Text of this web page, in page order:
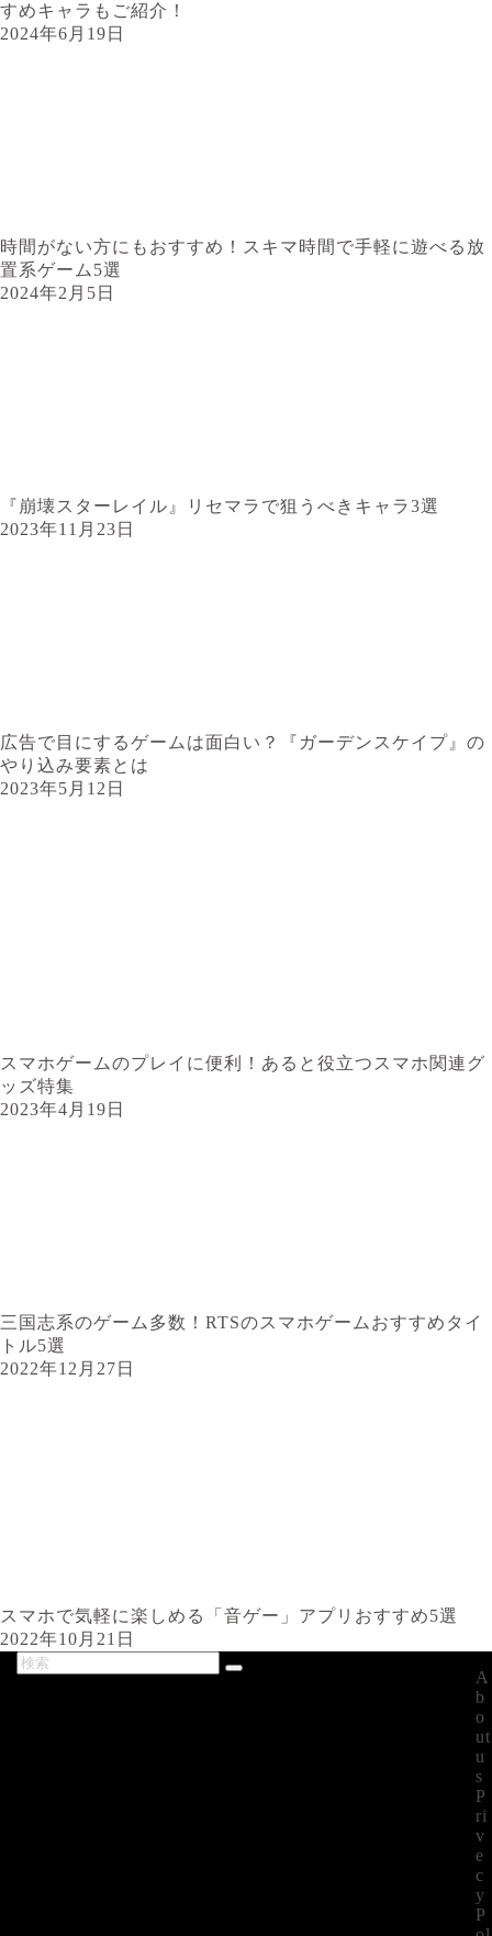
すめキャラもご紹介！
2024年6月19日
時間がない方にもおすすめ！スキマ時間で手軽に遊べる放
置系ゲーム5選
2024年2月5日
『崩壊スターレイル』リセマラで狙うべきキャラ3選
2023年11月23日
広告で目にするゲームは面白い？『ガーデンスケイプ』の
やり込み要素とは
2023年5月12日
スマホゲームのプレイに便利！あると役立つスマホ関連グ
ッズ特集
2023年4月19日
三国志系のゲーム多数！RTSのスマホゲームおすすめタイ
トル5選
2022年12月27日
スマホで気軽に楽しめる「音ゲー」アプリおすすめ5選
2022年10月21日
A
b
o
ut
u
s
P
ri
v
e
c
y
P